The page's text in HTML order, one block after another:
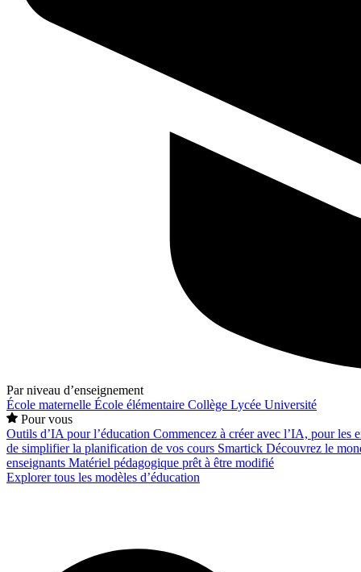
Par niveau d’enseignement
École maternelle École élémentaire Collège Lycée Université
Pour vous
Outils d’IA pour l’éducation Commencez à créer avec l’IA, pour les
de simplifier la planification de vos cours Smartick Découvrez le
enseignants Matériel pédagogique prêt à être modifié
Explorer tous les modèles d’éducation